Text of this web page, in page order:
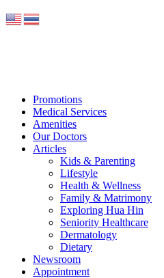
Promotions
Medical Services
Amenities
Our Doctors
Articles
Kids & Parenting
Lifestyle
Health & Wellness
Family & Matrimony
Exploring Hua Hin
Seniority Healthcare
Dermatology
Dietary
Newsroom
Appointment